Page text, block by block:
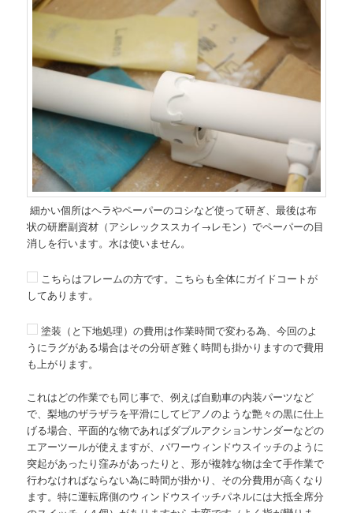
細かい個所はヘラやペーパーのコシなど使って研ぎ、最後は布
状の研磨副資材（アシレックススカイ→レモン）でペーパーの目
消しを行います。水は使いません。
こちらはフレームの方です。こちらも全体にガイドコートが
してあります。
塗装（と下地処理）の費用は作業時間で変わる為、今回のよ
うにラグがある場合はその分研ぎ難く時間も掛かりますので費用
も上がります。
これはどの作業でも同じ事で、例えば自動車の内装パーツなど
で、梨地のザラザラを平滑にしてピアノのような艶々の黒に仕上
げる場合、平面的な物であればダブルアクションサンダーなどの
エアーツールが使えますが、パワーウィンドウスイッチのように
突起があったり窪みがあったりと、形が複雑な物は全て手作業で
行わなければならない為に時間が掛かり、その分費用が高くなり
ます。特に運転席側のウィンドウスイッチパネルには大抵全席分